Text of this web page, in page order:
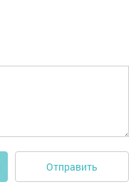
Отправить